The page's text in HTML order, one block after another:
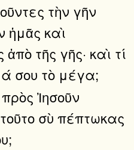
τὴν γῆν
ἡμᾶς καὶ
τῆς γῆς· καὶ τί
σου τὸ μέγα;
Ἰησοῦν
σὺ πέπτωκας